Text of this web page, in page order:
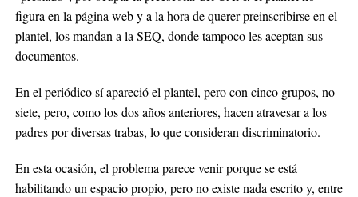
figura en la página web y a la hora de querer preinscribirse en el
plantel, los mandan a la SEQ, donde tampoco les aceptan sus
documentos.
En el periódico sí apareció el plantel, pero con cinco grupos, no
siete, pero, como los dos años anteriores, hacen atravesar a los
padres por diversas trabas, lo que consideran discriminatorio.
En esta ocasión, el problema parece venir porque se está
habilitando un espacio propio, pero no existe nada escrito y, entre